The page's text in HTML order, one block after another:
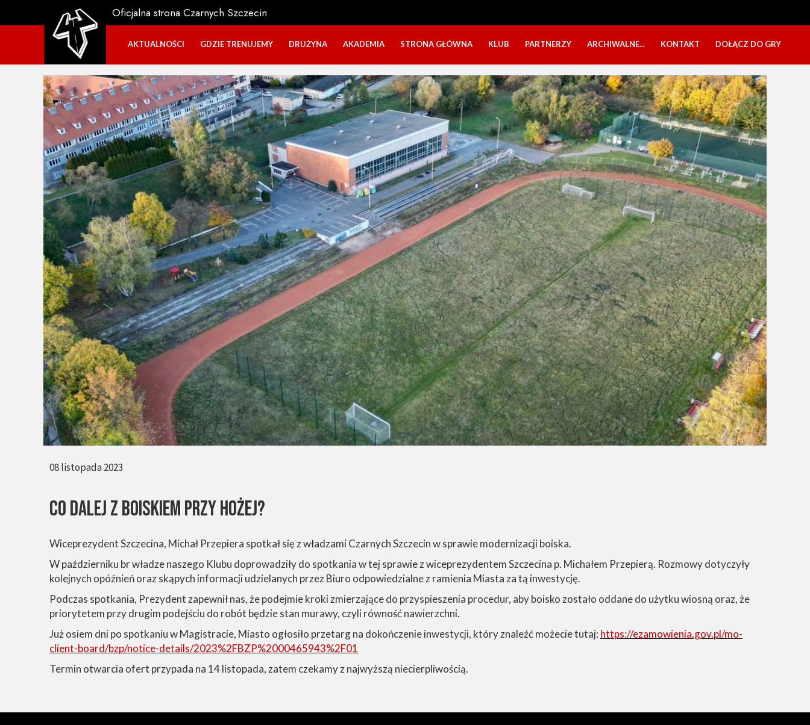
Wiceprezydent Szczecina, Michał Przepiera spotkał się z władzami Czarnych Szczecin w sprawie modernizacji boiska.
W październiku br władze naszego Klubu doprowadziły do spotkania w tej sprawie z wiceprezydentem Szczecina p. Michałem Przepierą. Rozmowy dotyczyły
kolejnych opóźnień oraz skąpych informacji udzielanych przez Biuro odpowiedzialne z ramienia Miasta za tą inwestycję.
Podczas spotkania, Prezydent zapewnił nas, że podejmie kroki zmierzające do przyspieszenia procedur, aby boisko zostało oddane do użytku wiosną oraz, że
priorytetem przy drugim podejściu do robót będzie stan murawy, czyli równość nawierzchni.
Już osiem dni po spotkaniu w Magistracie, Miasto ogłosiło przetarg na dokończenie inwestycji, który znaleźć możecie tutaj: https://ezamowienia.gov.pl/mo-
client-board/bzp/notice-details/2023%2FBZP%2000465943%2F01
Termin otwarcia ofert przypada na 14 listopada, zatem czekamy z najwyższą niecierpliwością.
Co dalej z boiskiem przy Hożej?
08 listopada 2023
Oficjalna strona Czarnych Szczecin
AKTUALNOŚCI GDZIE TRENUJEMY DRUŻYNA
DOŁĄCZ DO GRY
AKADEMIA
NABÓR DZIECI
SZTAB TRENERSKI
OPINIE RODZICÓW O OBOZACH
STRONA GŁÓWNA KLUB
NASZE DZIEŁA
PARTNERZY ARCHIWALNE...
PÓŁKOLONIE 2025
SBO 2023
CZARNI W MEDIACH
KADRA 2006
FESTYN CHARYTATYWNY
CZAS NA DZIEWCZYNY
OBÓZ W ZATONIU 2020
OBÓZ W KALISZU 2020
FOTORELACJE
VIDEO
OFERTA LATO 2020
ARCHIWUM OBOZÓW
WYNIKI
KONTAKT DOŁĄCZ DO GRY
NABÓR SENIORÓW